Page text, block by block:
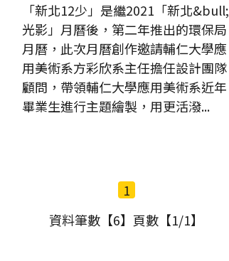
「新北12少」是繼2021「新北&bull;
光影」月曆後，第二年推出的環保局
月曆，此次月曆創作邀請輔仁大學應
用美術系方彩欣系主任擔任設計團隊
顧問，帶領輔仁大學應用美術系近年
畢業生進行主題繪製，用更活潑...
1
資料筆數【6】頁數【1/1】